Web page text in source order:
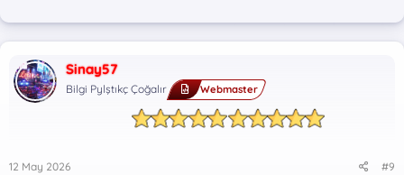
Sinay57
Bilgi Pylştıkç Çoğalır Webmaster
12 May 2026 #9